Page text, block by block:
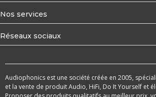
Nos services
Réseaux sociaux
Audiophonics est une société créée en 2005,
et la vente de produit Audio, HiFi, Do It Yourself et